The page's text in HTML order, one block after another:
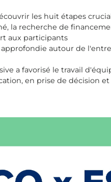
les huit étapes
la recherche de
aux participants
autour de
a favorisé le travail
en prise de décision